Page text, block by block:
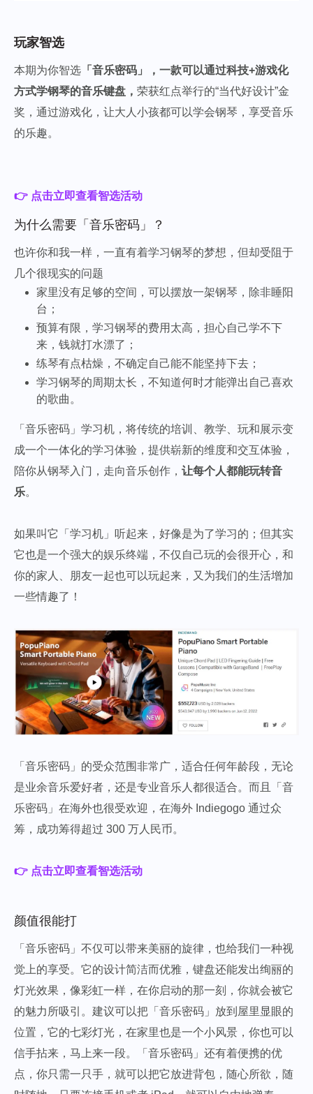
玩家智选
本期为你智选 「音乐密码」， 一款可以通过科技+游戏化
方式学钢琴的音乐键盘， 荣获红点举行的“当代好设计”金
奖，通过游戏化，让大人小孩都可以学会钢琴，享受音乐
的乐趣。
👉 点击立即查看智选活动
为什么需要「音乐密码」？
也许你和我一样，一直有着学习钢琴的梦想，但却受阻于
几个很现实的问题
家里没有足够的空间，可以摆放一架钢琴，除非睡阳
台；
预算有限，学习钢琴的费用太高，担心自己学不下
来，钱就打水漂了；
练琴有点枯燥，不确定自己能不能坚持下去；
学习钢琴的周期太长，不知道何时才能弹出自己喜欢
的歌曲。
「音乐密码」学习机，将传统的培训、教学、玩和展示变
成一个一体化的学习体验，提供崭新的维度和交互体验，
陪你从钢琴入门，走向音乐创作， 让每个人都能玩转音
乐。
如果叫它「学习机」听起来，好像是为了学习的；但其实
它也是一个强大的娱乐终端，不仅自己玩的会很开心，和
你的家人、朋友一起也可以玩起来，又为我们的生活增加
一些情趣了！
「音乐密码」的受众范围非常广，适合任何年龄段，无论
是业余音乐爱好者，还是专业音乐人都很适合。而且「音
乐密码」在海外也很受欢迎，在海外 Indiegogo 通过众
筹，成功筹得超过 300 万人民币。
👉 点击立即查看智选活动
颜值很能打
「音乐密码」不仅可以带来美丽的旋律，也给我们一种视
觉上的享受。它的设计简洁而优雅，键盘还能发出绚丽的
灯光效果，像彩虹一样，在你启动的那一刻，你就会被它
的魅力所吸引。 建议可以把「音乐密码」放到屋里显眼的
位置，它的七彩灯光，在家里也是一个小风景，你也可以
信手拈来，马上来一段。
「音乐密码」还有着便携的优
点，你只需一只手，就可以把它放进背包，随心所欲，随